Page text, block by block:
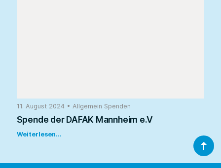
11. August 2024 • Allgemein Spenden
Spende der DAFAK Mannheim e.V
Weiterlesen...